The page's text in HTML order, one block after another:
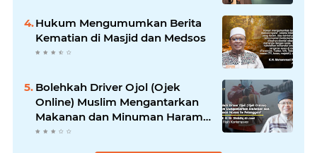
Hukum Mengumumkan Berita
Kematian di Masjid dan Medsos
Bolehkah Driver Ojol (Ojek
Online) Muslim Mengantarkan
Makanan dan Minuman Haram
ke Pelanggan?